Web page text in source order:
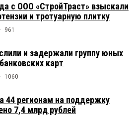
с ООО «СтройТраст» взыскали
и тротуарную плитку
961
и задержали группу юных
карт
1060
44 регионам на поддержку
7,4 млрд рублей